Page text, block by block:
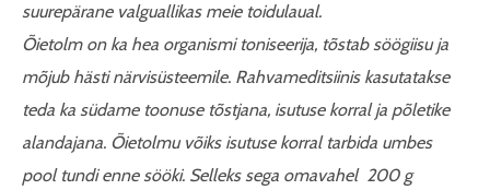
suurepärane valguallikas meie toidulaual.
Õietolm on ka hea organismi toniseerija, tõstab söögiisu ja
mõjub hästi närvisüsteemile. Rahvameditsiinis kasutatakse
teda ka südame toonuse tõstjana, isutuse korral ja põletike
alandajana. Õietolmu võiks isutuse korral tarbida umbes
pool tundi enne sööki. Selleks sega omavahel 200 g